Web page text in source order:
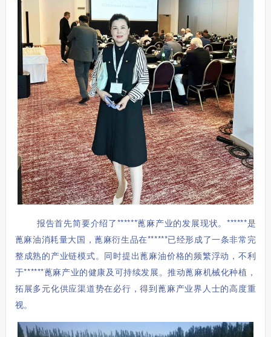
报告首先简要介绍了******蓖麻产业的发展现状。******是
蓖麻油消耗量大国，蓖麻衍生品在******已经形成了一条非常完
整成熟的产业链模式。同时提出蓖麻油价格的频繁浮动，不利
于******蓖麻产业的健康及可持续发展。推动蓖麻机械化种植，
拓展多元化供应渠道势在必行，得到蓖麻产业界人士的高度重
视。